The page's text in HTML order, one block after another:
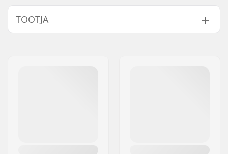
Sidemed tüüp:
Telemark NTN
Pidurivarre laius:
110mm, 125mm
TOOTJA